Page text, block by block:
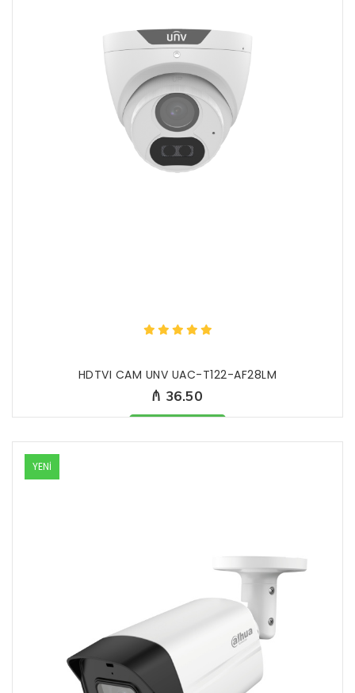
HDTVI CAM UNV UAC-T122-AF28LM
₼ 36.50
Məhsul mövcüddur
YENİ